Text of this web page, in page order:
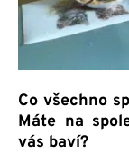
Co všechno
Máte na
vás baví?